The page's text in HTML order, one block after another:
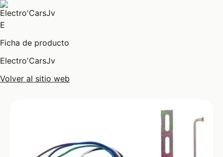
E
Ficha de producto
Electro'CarsJv
Volver al sitio web